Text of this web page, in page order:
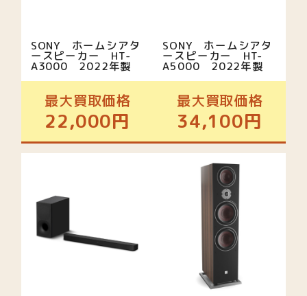
SONY ホームシアタ
ースピーカー HT-
A3000 2022年製
最大買取価格
22,000円
SONY ホームシアタ
ースピーカー HT-
A5000 2022年製
最大買取価格
34,100円